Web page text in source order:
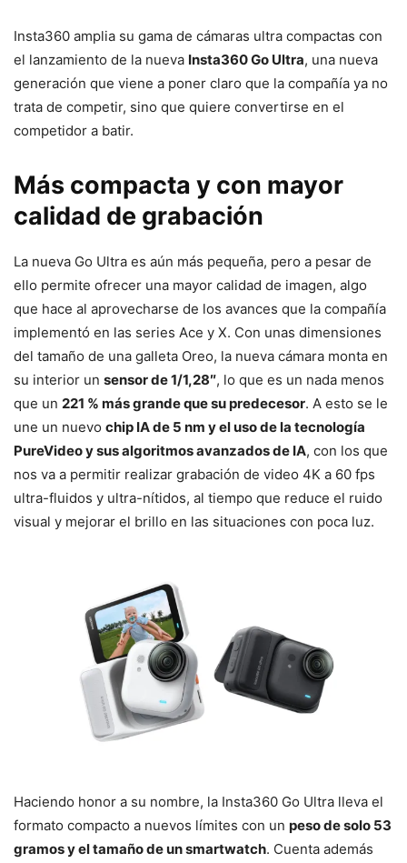
Insta360 amplia su gama de cámaras ultra compactas con
el lanzamiento de la nueva Insta360 Go Ultra, una nueva
generación que viene a poner claro que la compañía ya no
trata de competir, sino que quiere convertirse en el
competidor a batir.
Más compacta y con mayor
calidad de grabación
La nueva Go Ultra es aún más pequeña, pero a pesar de
ello permite ofrecer una mayor calidad de imagen, algo
que hace al aprovecharse de los avances que la compañía
implementó en las series Ace y X. Con unas dimensiones
del tamaño de una galleta Oreo, la nueva cámara monta en
su interior un sensor de 1/1,28″, lo que es un nada menos
que un 221 % más grande que su predecesor. A esto se le
une un nuevo chip IA de 5 nm y el uso de la tecnología
PureVideo y sus algoritmos avanzados de IA, con los que
nos va a permitir realizar grabación de video 4K a 60 fps
ultra-fluidos y ultra-nítidos, al tiempo que reduce el ruido
visual y mejorar el brillo en las situaciones con poca luz.
Haciendo honor a su nombre, la Insta360 Go Ultra lleva el
formato compacto a nuevos límites con un peso de solo 53
gramos y el tamaño de un smartwatch. Cuenta además